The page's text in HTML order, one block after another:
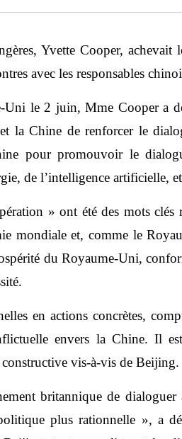
Yvette Cooper,
avec les responsables
le 2 juin, Mme Cooper a
la Chine de renforcer le
pour promouvoir le
de l’intelligence
» ont été des mots
mondiale et, comme le
du Royaume-Uni,
en actions concrètes,
envers la Chine. Il
vis-à-vis de Beijing.
britannique de
plus rationnelle », a